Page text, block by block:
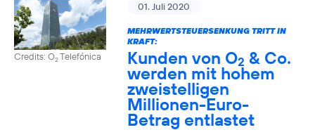
Credits: O2Telefónica
01. Juli 2020
MEHRWERTSTEUERSENKUNG TRITT IN
KRAFT:
Kunden von O2 & Co.
werden mit hohem
zweistelligen
Millionen-Euro-
Betrag entlastet